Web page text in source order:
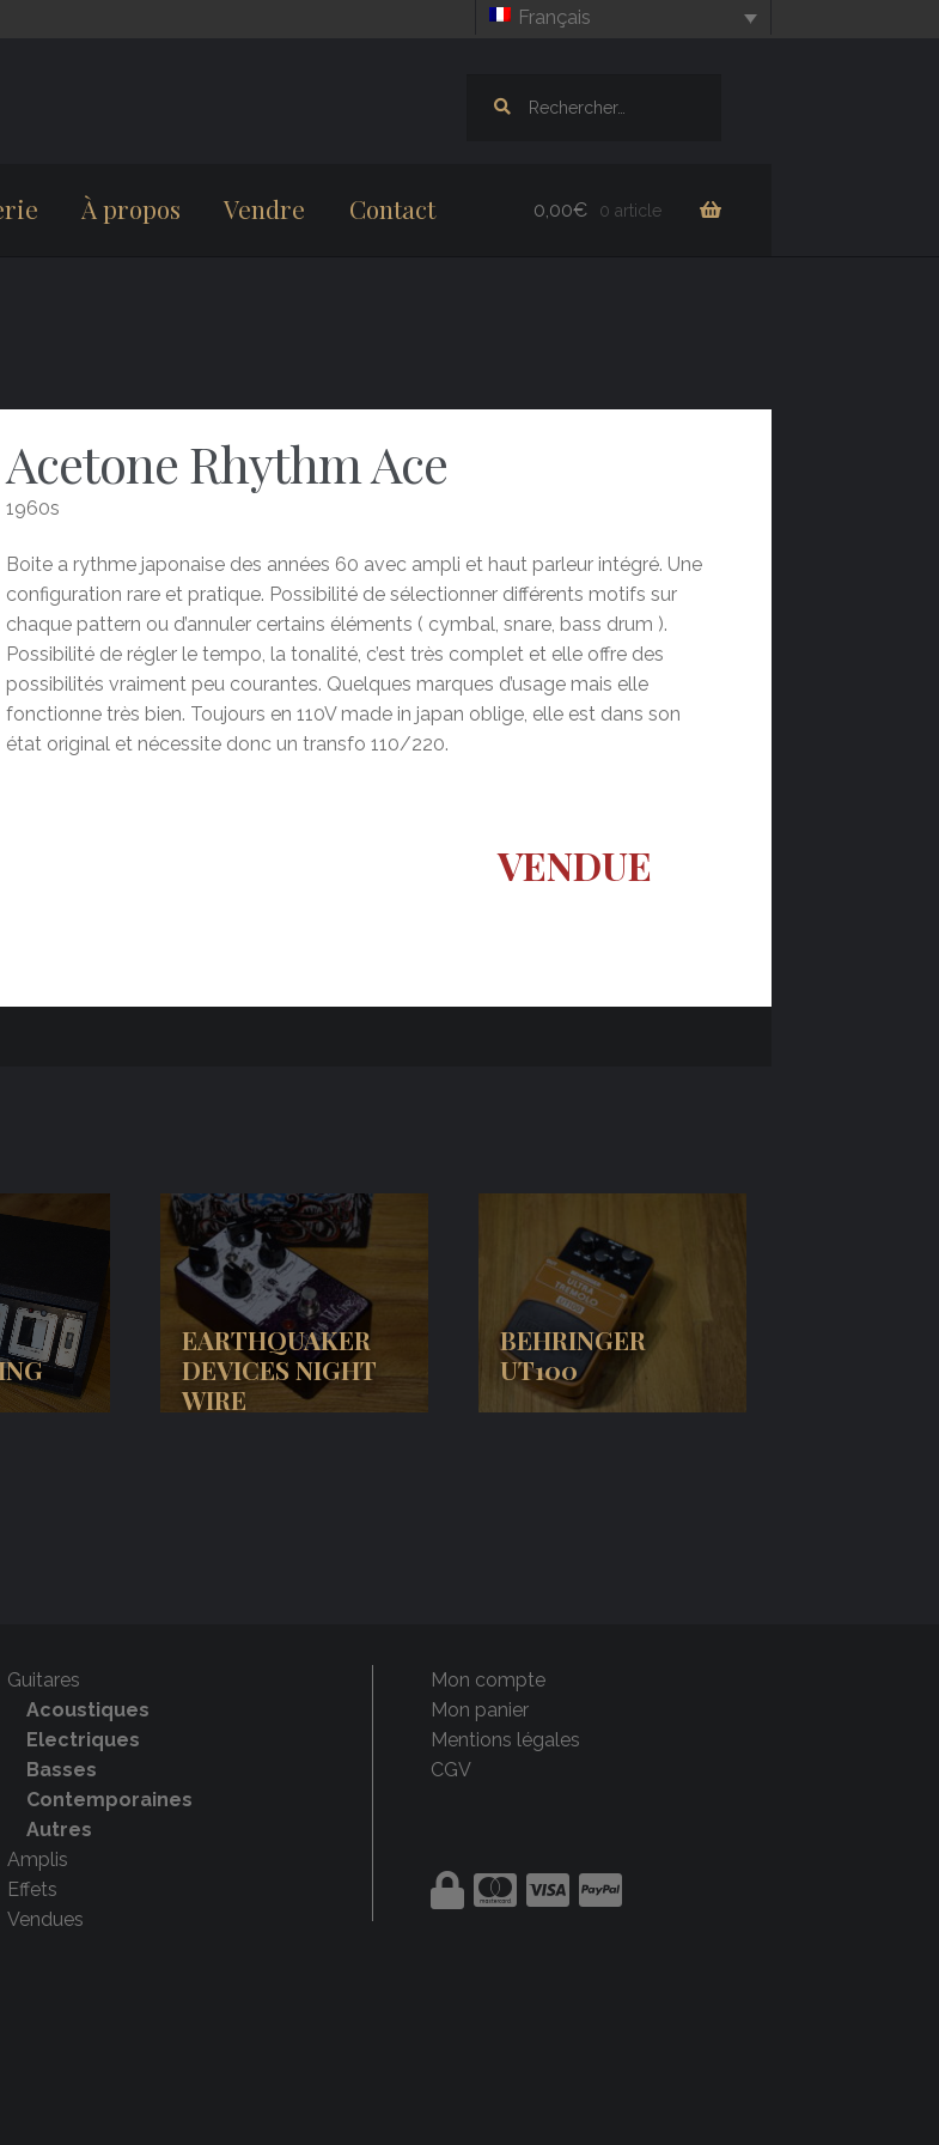
Français
À propos Vendre Contact 0,00€ 0 article
Acetone Rhythm Ace
1960s
Boite a rythme japonaise des années 60 avec ampli et haut parleur intégré. Une
configuration rare et pratique. Possibilité de sélectionner différents motifs sur
chaque pattern ou d’annuler certains éléments ( cymbal, snare, bass drum ).
Possibilité de régler le tempo, la tonalité, c’est très complet et elle offre des
possibilités vraiment peu courantes. Quelques marques d’usage mais elle
fonctionne très bien. Toujours en 110V made in japan oblige, elle est dans son
état original et nécessite donc un transfo 110/220.
VENDUE
EARTHQUAKER
DEVICES NIGHT
WIRE
BEHRINGER
UT100
Guitares
Acoustiques
Electriques
Basses
Contemporaines
Autres
Amplis
Effets
Vendues
Mon compte
Mon panier
Mentions légales
CGV